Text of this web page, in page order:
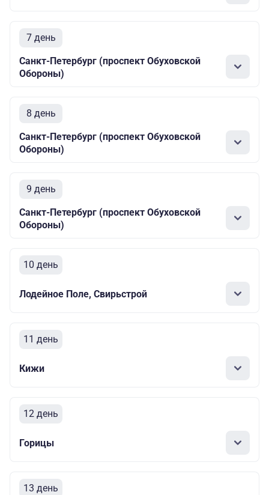
7 день
Санкт-Петербург (проспект Обуховской
Обороны)
8 день
Санкт-Петербург (проспект Обуховской
Обороны)
9 день
Санкт-Петербург (проспект Обуховской
Обороны)
10 день
Лодейное Поле, Свирьстрой
11 день
Кижи
12 день
Горицы
13 день